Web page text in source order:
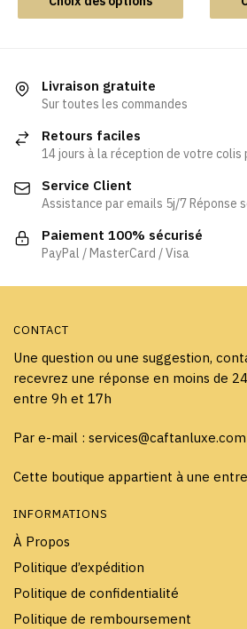
produit
variations.
Les
peuvent
choisies
sur
la
page
Livraison gratuite
Sur toutes les commandes
Retours faciles
14 jours à la réception de votre colis
Service Client
Assistance par emails 5j/7 Réponse
Paiement 100% sécurisé
PayPal / MasterCard / Visa
CONTACT
Une question ou une suggestion,
recevrez une réponse en moins de
entre 9h et 17h
Par e-mail : services@caftanluxe.com
Cette boutique appartient à une
INFORMATIONS
À Propos
Politique d’expédition
Politique de confidentialité
Politique de remboursement